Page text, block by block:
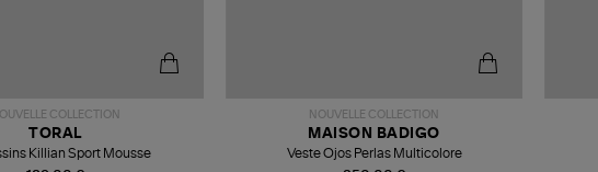
COLLECTION
TORAL
Killian Sport Mousse
NOUVELLE COLLECTION
MAISON BADIGO
Veste Ojos Perlas Multicolore